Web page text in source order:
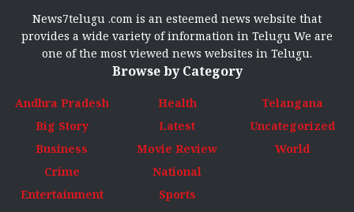
News7telugu .com is an esteemed news website that
provides a wide variety of information in Telugu We are
one of the most viewed news websites in Telugu.
Browse by Category
Andhra Pradesh
Big Story
Business
Crime
Entertainment
Health
Latest
Movie Review
National
Sports
Telangana
Uncategorized
World